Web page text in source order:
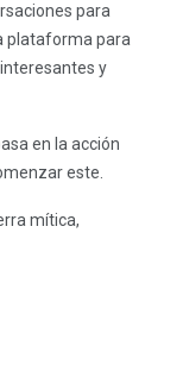
para
plataforma para
y
en la acción
este.
mítica,